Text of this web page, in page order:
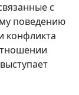
с
поведению
конфликта